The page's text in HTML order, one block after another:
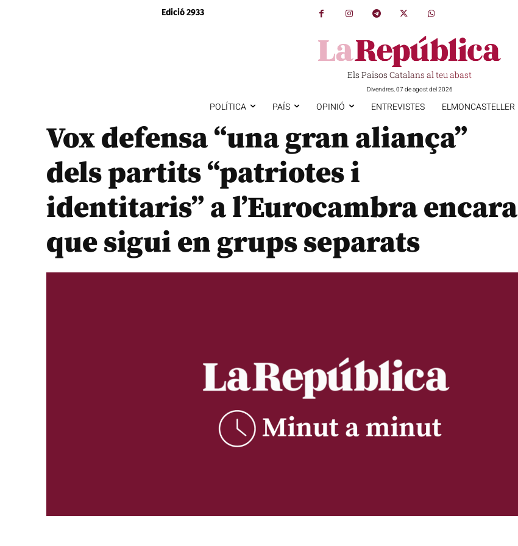
Edició 2933
Els Països Catalans al teu abast
Divendres, 07 de agost del 2026
POLÍTICA PAÍS OPINIÓ ENTREVISTES ELMONCASTELLER
Vox defensa “una gran aliança”
dels partits “patriotes i
identitaris” a l’Eurocambra encara
que sigui en grups separats